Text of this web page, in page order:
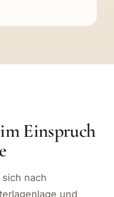
Einspruch
nach
und